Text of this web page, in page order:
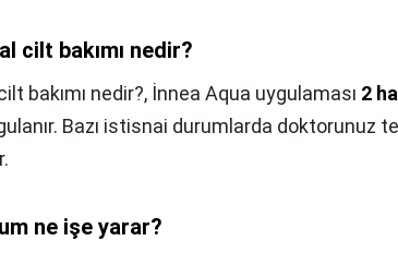
cilt bakımı nedir?
bakımı nedir?, İnnea Aqua uygulaması 2
Bazı istisnai durumlarda doktorunuz
ne işe yarar?